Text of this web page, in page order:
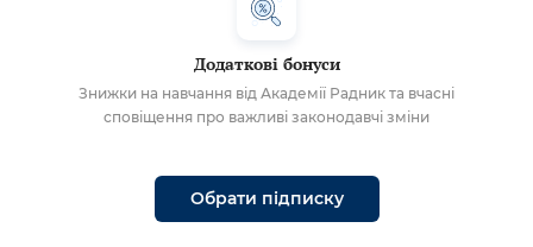
Додаткові бонуси
Знижки на навчання від Академії Радник та вчасні
сповіщення про важливі законодавчі зміни
Обрати підписку